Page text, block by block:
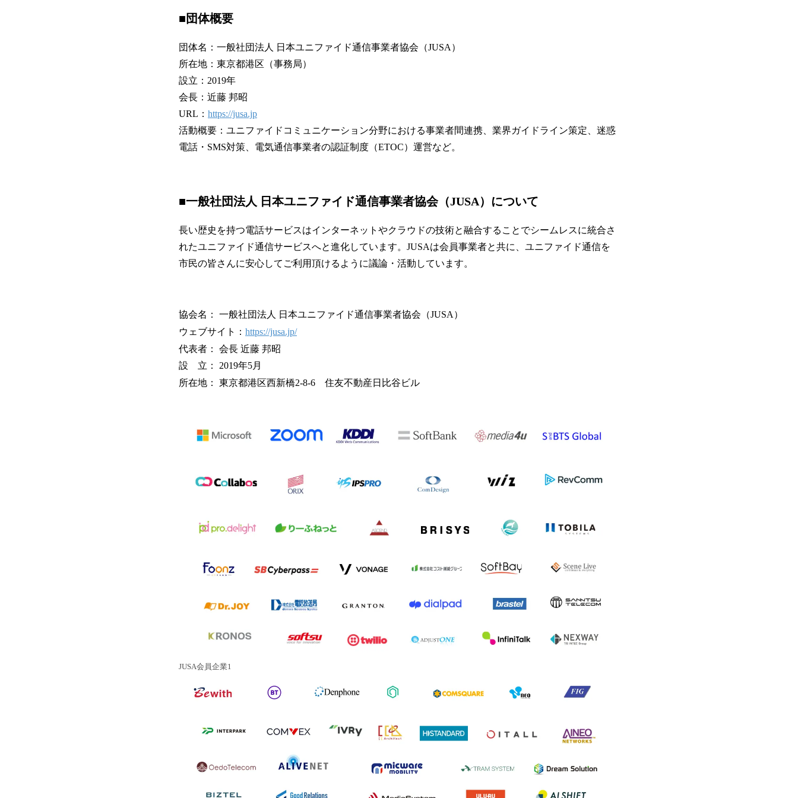
■団体概要
団体名：一般社団法人 日本ユニファイド通信事業者協会（JUSA）
所在地：東京都港区（事務局）
設立：2019年
会長：近藤 邦昭
URL： https://jusa.jp
活動概要：ユニファイドコミュニケーション分野における事業者間連携、業界ガイドライン策定、迷惑
電話・SMS対策、電気通信事業者の認証制度（ETOC）運営など。
■一般社団法人 日本ユニファイド通信事業者協会（JUSA）について
長い歴史を持つ電話サービスはインターネットやクラウドの技術と融合することでシームレスに統合さ
れたユニファイド通信サービスへと進化しています。JUSAは会員事業者と共に、ユニファイド通信を
市民の皆さんに安心してご利用頂けるように議論・活動しています。
協会名： 一般社団法人 日本ユニファイド通信事業者協会（JUSA）
ウェブサイト： https://jusa.jp/
代表者： 会長 近藤 邦昭
設 立： 2019年5月
所在地： 東京都港区西新橋2-8-6 住友不動産日比谷ビル
JUSA会員企業1